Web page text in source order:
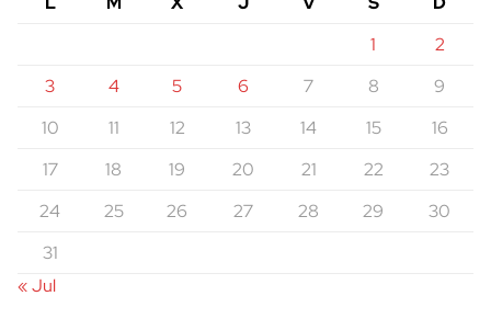
1
2
3
4 5 6 7 8
9
10
11 12 13 14 15
16
17
18 19 20 21 22
23
24
25 26 27 28 29
30
31
« Jul